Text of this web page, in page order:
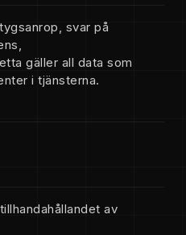
svar på
gäller all data som
i tjänsterna.
av